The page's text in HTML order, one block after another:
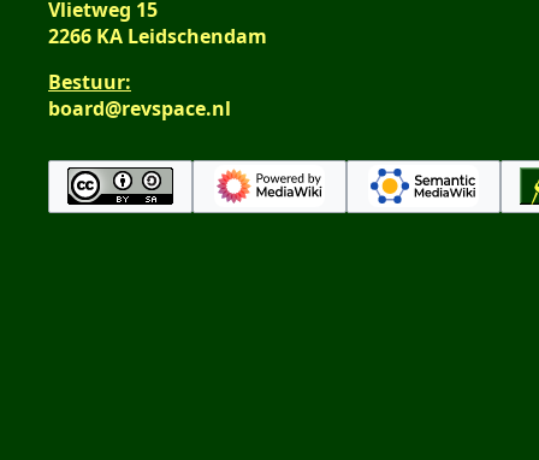
Vlietweg 15
2266 KA Leidschendam
Bestuur:
board@revspace.nl